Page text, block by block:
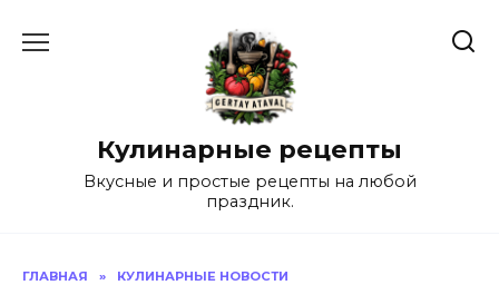
Кулинарные рецепты
Вкусные и простые рецепты на любой
праздник.
ГЛАВНАЯ » КУЛИНАРНЫЕ НОВОСТИ